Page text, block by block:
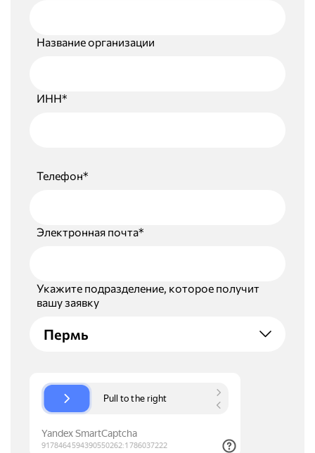
Название организации
ИНН*
Телефон*
Электронная почта*
Укажите подразделение, которое получит
вашу заявку
Пермь